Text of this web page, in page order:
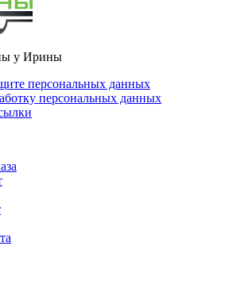
у Ирины
персональных данных
персональных данных